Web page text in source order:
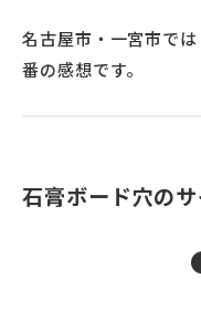
名古屋市・一宮市で
番の感想です。
石膏ボード穴の